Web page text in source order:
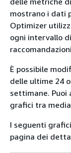
mostrano i dati
Optimizer
ogni intervallo
È possibile
delle ultime 24
settimane. Puoi
grafici tra
I seguenti
pagina dei